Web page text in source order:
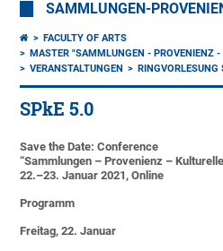
SAMMLUNGEN-
FACULTY OF ARTS
MASTER "SAMMLUNGEN - PROVENIENZ -
VERANSTALTUNGEN
RINGVORLESUNG
SPkE 5.0
Save the Date: Conference
“Sammlungen – Provenienz –
22.–23. Januar 2021, Online
Programm
Freitag, 22. Januar